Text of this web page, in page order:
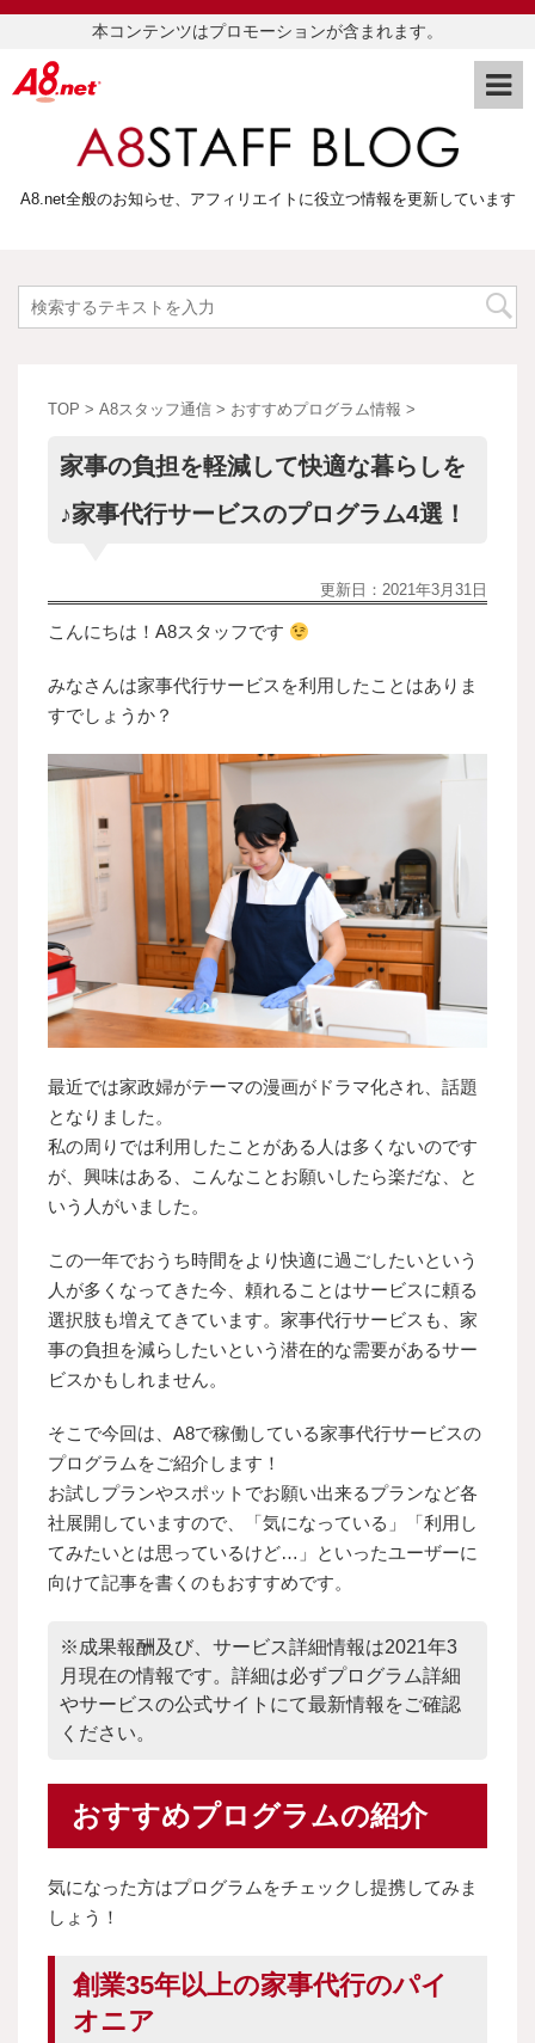
本コンテンツはプロモーションが含まれます。
A8.net全般のお知らせ、アフィリエイトに役立つ情報を更新しています
TOP > A8スタッフ通信 > おすすめプログラム情報 >
家事の負担を軽減して快適な暮らしを
♪家事代行サービスのプログラム4選！
更新日： 2021年3月31日
こんにちは！A8スタッフです
みなさんは家事代行サービスを利用したことはありま
すでしょうか？
最近では家政婦がテーマの漫画がドラマ化され、話題
となりました。
私の周りでは利用したことがある人は多くないのです
が、興味はある、こんなことお願いしたら楽だな、と
いう人がいました。
この一年でおうち時間をより快適に過ごしたいという
人が多くなってきた今、頼れることはサービスに頼る
選択肢も増えてきています。家事代行サービスも、家
事の負担を減らしたいという潜在的な需要があるサー
ビスかもしれません。
そこで今回は、A8で稼働している家事代行サービスの
プログラムをご紹介します！
お試しプランやスポットでお願い出来るプランなど各
社展開していますので、「気になっている」「利用し
てみたいとは思っているけど…」といったユーザーに
向けて記事を書くのもおすすめです。
※成果報酬及び、サービス詳細情報は2021年3
月現在の情報です。詳細は必ずプログラム詳細
やサービスの公式サイトにて最新情報をご確認
ください。
おすすめプログラムの紹介
気になった方はプログラムをチェックし提携してみま
しょう！
創業35年以上の家事代行のパイ
オニア